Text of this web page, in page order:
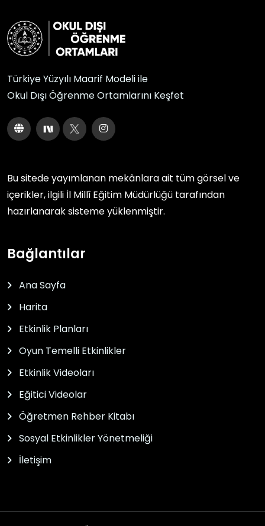
Türkiye Yüzyılı Maarif Modeli ile
Okul Dışı Öğrenme Ortamlarını Keşfet
Bu sitede yayımlanan mekânlara ait tüm görsel ve
içerikler, ilgili İl Millî Eğitim Müdürlüğü tarafından
hazırlanarak sisteme yüklenmiştir.
Bağlantılar
Ana Sayfa
Harita
Etkinlik Planları
Oyun Temelli Etkinlikler
Etkinlik Videoları
Eğitici Videolar
Öğretmen Rehber Kitabı
Sosyal Etkinlikler Yönetmeliği
İletişim